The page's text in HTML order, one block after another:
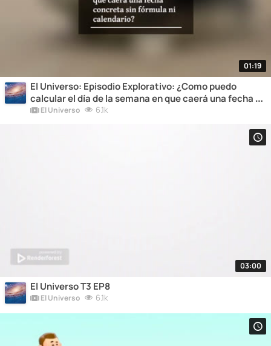
01:19
El Universo: Episodio Explorativo: ¿Como puedo
calcular el día de la semana en que caerá una fecha en
concreta sin fórmula ni calendario?
El Universo 6.1k
03:00
El Universo T3 EP8
El Universo 6.1k